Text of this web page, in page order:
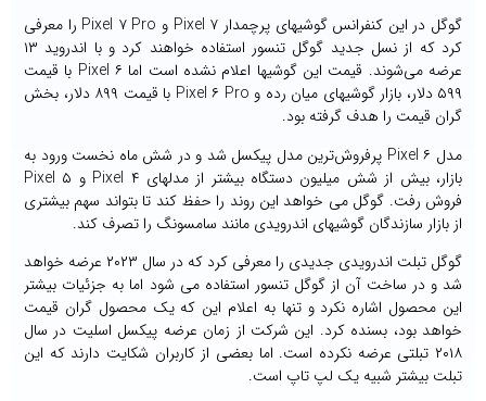
گوگل در این کنفرانس گوشیهای پرچمدار Pixel ۷ و Pixel ۷ Pro را معرفی
کرد که از نسل جدید گوگل تنسور استفاده خواهند کرد و با اندروید ۱۳
عرضه می‌شوند. قیمت این گوشیها اعلام نشده است اما Pixel ۶ با قیمت
۵۹۹ دلار، بازار گوشیهای میان رده و Pixel ۶ Pro با قیمت ۸۹۹ دلار، بخش
گران قیمت را هدف گرفته بود.
مدل Pixel ۶ پرفروش‌ترین مدل پیکسل شد و در شش ماه نخست ورود به
بازار، بیش از شش میلیون دستگاه بیشتر از مدلهای Pixel ۴ و Pixel ۵
فروش رفت. گوگل می خواهد این روند را حفظ کند تا بتواند سهم بیشتری
از بازار سازندگان گوشیهای اندرویدی مانند سامسونگ را تصرف کند.
گوگل تبلت اندرویدی جدیدی را معرفی کرد که در سال ۲۰۲۳ عرضه خواهد
شد و در ساخت آن از گوگل تنسور استفاده می شود اما به جزئیات بیشتر
این محصول اشاره نکرد و تنها به اعلام این که یک محصول گران قیمت
خواهد بود، بسنده کرد. این شرکت از زمان عرضه پیکسل اسلیت در سال
۲۰۱۸ تبلتی عرضه نکرده است. اما بعضی از کاربران شکایت دارند که این
تبلت بیشتر شبیه یک لپ تاپ است.